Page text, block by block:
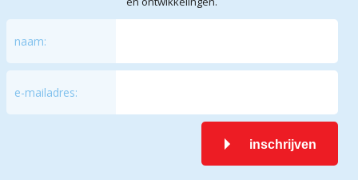
naam:
e-mailadres:
inschrijven